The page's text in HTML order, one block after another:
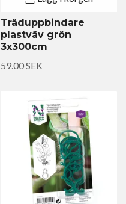
Träduppbindare
plastväv grön
3x300cm
59.00 SEK